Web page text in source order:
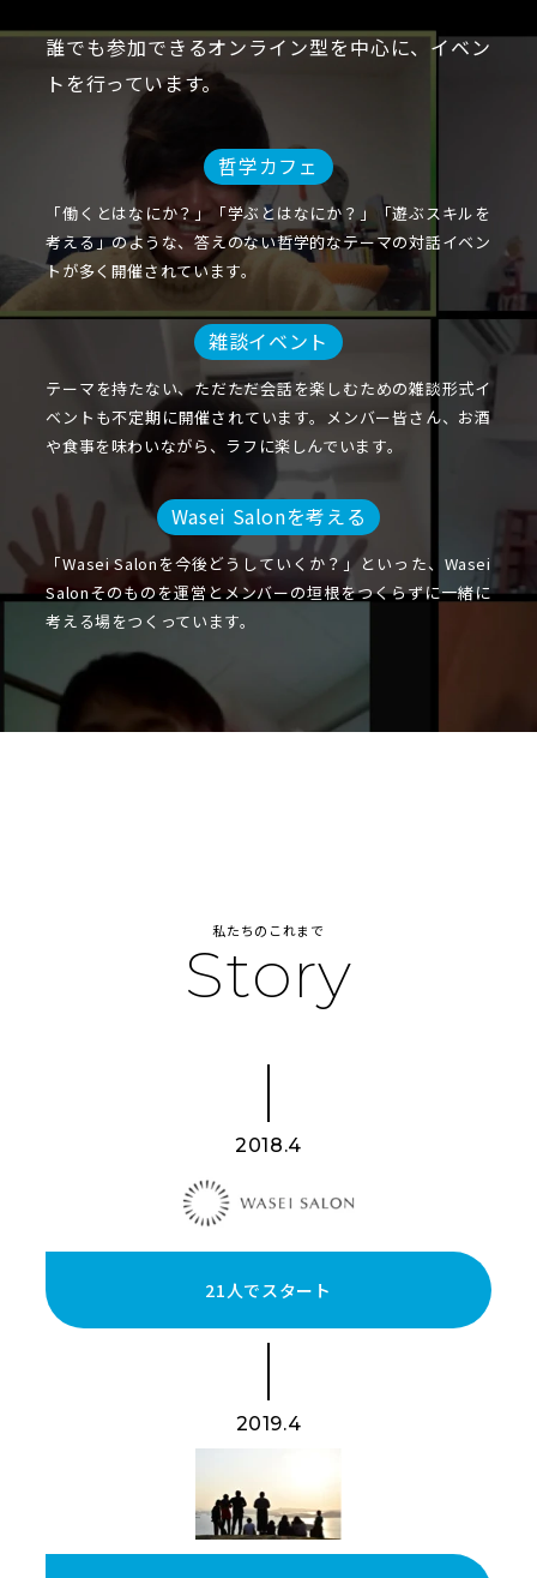
誰でも参加できるオンライン型を中心に、イベン
トを行っています。
哲学カフェ
「働くとはなにか？」「学ぶとはなにか？」「遊ぶスキルを
考える」のような、答えのない哲学的なテーマの対話イベン
トが多く開催されています。
雑談イベント
テーマを持たない、ただただ会話を楽しむための雑談形式イ
ベントも不定期に開催されています。メンバー皆さん、お酒
や食事を味わいながら、ラフに楽しんでいます。
Wasei Salonを考える
「Wasei Salonを今後どうしていくか？」といった、Wasei
Salonそのものを運営とメンバーの垣根をつくらずに一緒に
考える場をつくっています。
私たちのこれまで
Story
2018.4
21人でスタート
2019.4